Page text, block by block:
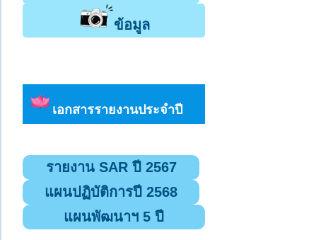
ข้อมูล
เอกสารรายงานประจำปี
รายงาน SAR ปี 2567
แผนปฏิบัติการปี 2568
แผนพัฒนาฯ 5 ปี